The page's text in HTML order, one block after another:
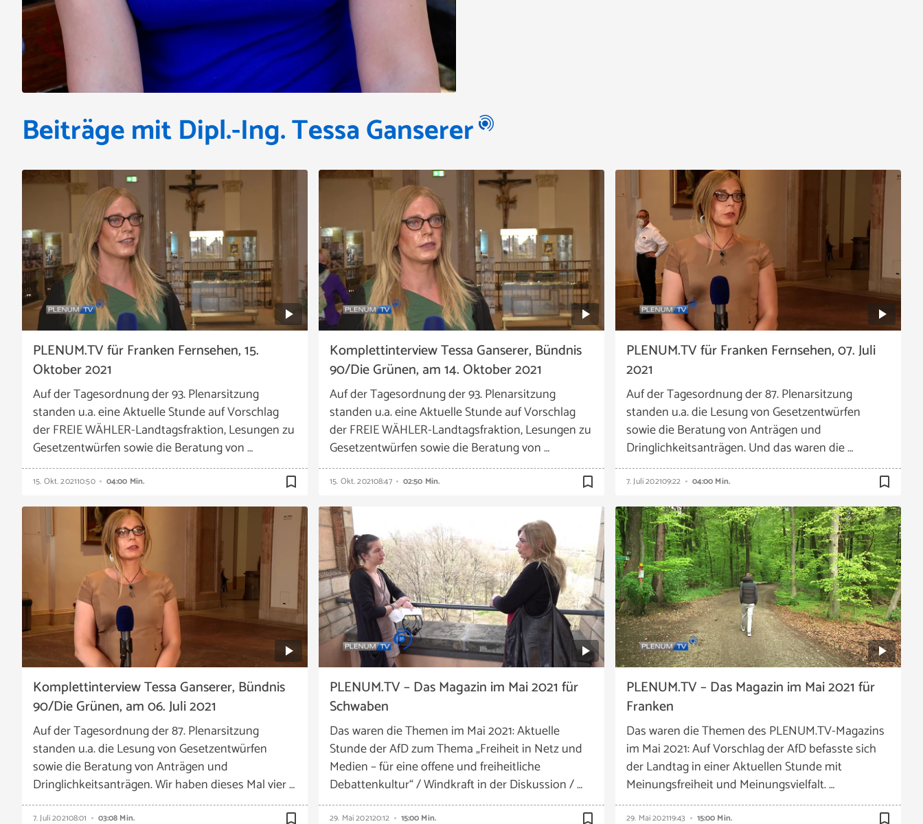
Beiträge mit Dipl.-Ing. Tessa Ganserer
PLENUM.TV für Franken Fernsehen, 15.
Oktober 2021
Auf der Tagesordnung der 93. Plenarsitzung
standen u.a. eine Aktuelle Stunde auf Vorschlag
der FREIE WÄHLER-Landtagsfraktion, Lesungen zu
Gesetzentwürfen sowie die Beratung von …
15. Okt. 202110:50 04:00 Min. bookmark_border
Komplettinterview Tessa Ganserer, Bündnis
90/Die Grünen, am 14. Oktober 2021
Auf der Tagesordnung der 93. Plenarsitzung
standen u.a. eine Aktuelle Stunde auf Vorschlag
der FREIE WÄHLER-Landtagsfraktion, Lesungen zu
Gesetzentwürfen sowie die Beratung von …
15. Okt. 202108:47 02:50 Min. bookmark_border
PLENUM.TV für Franken Fernsehen, 07. Juli
2021
Auf der Tagesordnung der 87. Plenarsitzung
standen u.a. die Lesung von Gesetzentwürfen
sowie die Beratung von Anträgen und
Dringlichkeitsanträgen. Und das waren die …
7. Juli 202109:22 04:00 Min. bookmark_border
Komplettinterview Tessa Ganserer, Bündnis
90/Die Grünen, am 06. Juli 2021
Auf der Tagesordnung der 87. Plenarsitzung
standen u.a. die Lesung von Gesetzentwürfen
sowie die Beratung von Anträgen und
Dringlichkeitsanträgen. Wir haben dieses Mal vier …
7. Juli 202108:01 03:08 Min. bookmark_border
PLENUM.TV – Das Magazin im Mai 2021 für
Schwaben
Das waren die Themen im Mai 2021: Aktuelle
Stunde der AfD zum Thema „Freiheit in Netz und
Medien – für eine offene und freiheitliche
Debattenkultur“ / Windkraft in der Diskussion / …
29. Mai 202120:12 15:00 Min. bookmark_border
PLENUM.TV – Das Magazin im Mai 2021 für
Franken
Das waren die Themen des PLENUM.TV-Magazins
im Mai 2021: Auf Vorschlag der AfD befasste sich
der Landtag in einer Aktuellen Stunde mit
Meinungsfreiheit und Meinungsvielfalt. …
29. Mai 202119:43 15:00 Min. bookmark_border